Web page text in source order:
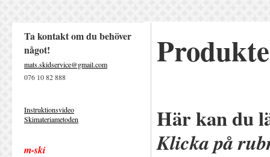
Ta kontakt om du behöver
något!
mats.skidservice@gmail.com
076 10 82 888
Instruktionsvideo
Skimateriametoden
m-ski
Här kan du
Klicka på